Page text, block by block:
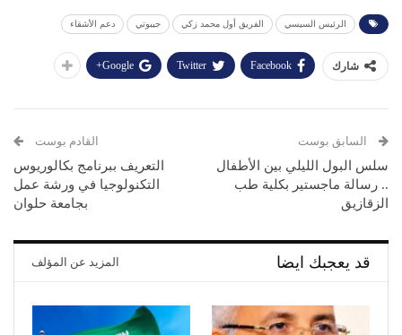
الرئيس السيسي الفريق أول محمد زكي جيبوتي دعم الأشقاء
شارك Facebook
Twitter
Google+
السابق بوست
سلس البول الليلي بين الأطفال
.. رسالة ماجستير بكلية طب
الزقازيق
القادم بوست
التعريف ببرنامج بكالوريوس
التكنولوجيا في ورشة عمل
بجامعة حلوان
قد يعجبك ايضا المزيد عن المؤلف